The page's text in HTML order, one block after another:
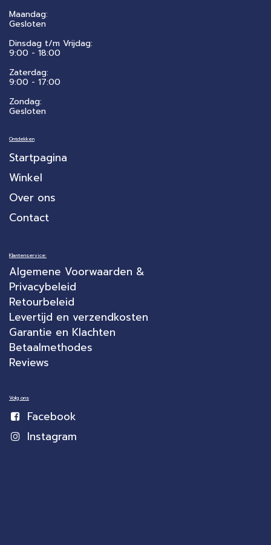
Maandag:
Gesloten
Dinsdag t/m Vrijdag:
9:00 - 18:00
Zaterdag:
​9:00 - 17:00
Zondag:
Gesloten
Ontdekken
Startpagina
Winkel
Over ons
Contact
Klantenservice:
Algemene Voorwaarden &
Privacybeleid
Retourbeleid
Levertijd en verzendkosten
Garantie en Klachten
Betaalmethodes
Reviews
Volg ons
Facebook
Instagram